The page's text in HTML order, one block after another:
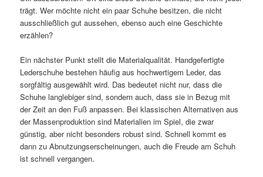
trägt. Wer möchte nicht ein paar Schuhe besitzen, die nicht
ausschließlich gut aussehen, ebenso auch eine Geschichte
erzählen?
Ein nächster Punkt stellt die Materialqualität. Handgefertigte
Lederschuhe bestehen häufig aus hochwertigem Leder, das
sorgfältig ausgewählt wird. Das bedeutet nicht nur, dass die
Schuhe langlebiger sind, sondern auch, dass sie in Bezug mit
der Zeit an den Fuß anpassen. Bei klassischen Alternativen aus
der Massenproduktion sind Materialien im Spiel, die zwar
günstig, aber nicht besonders robust sind. Schnell kommt es
dann zu Abnutzungserscheinungen, auch die Freude am Schuh
ist schnell vergangen.